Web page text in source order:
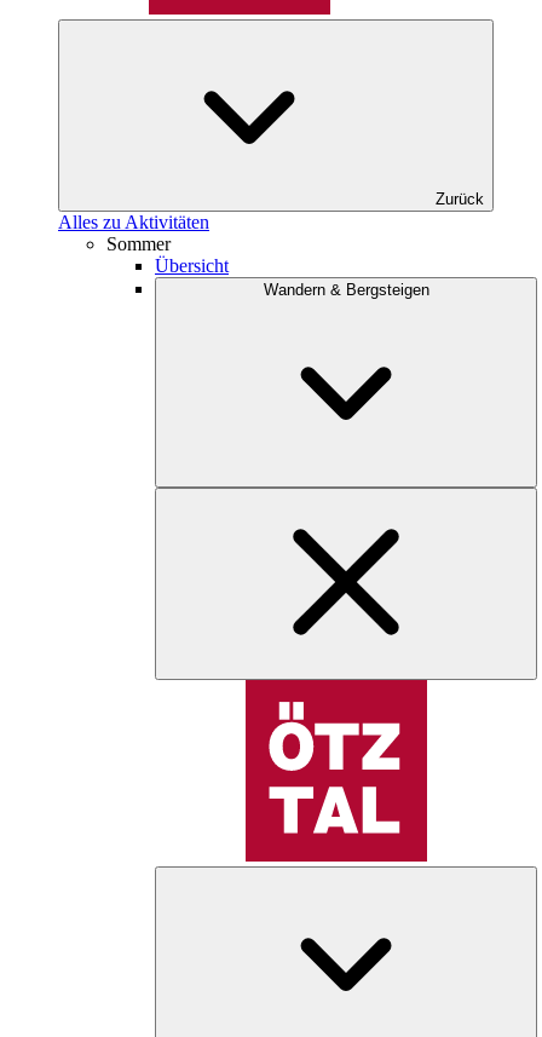
Zurück
Alles zu Aktivitäten
Sommer
Übersicht
Wandern & Bergsteigen